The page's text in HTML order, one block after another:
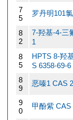
7
5
罗丹明101
8
2
7-羟基-4-三
1
8
5
HPTS 8-羟
S 6358-69-6
8
9
恶嗪1 CAS
9
0
甲酚紫 CAS